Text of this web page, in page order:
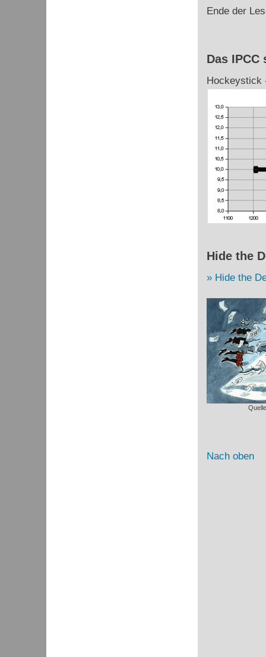
Ende der
Das
Hockeystick
Hide the
Hide the
Nach oben